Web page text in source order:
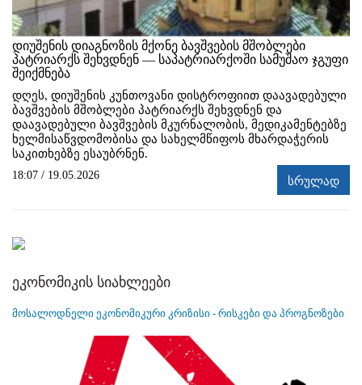
დიუშენის დიაგნოზის მქონე ბავშვების მშობლები
პატრიარქს შეხვდნენ — საპატრიარქოში სამუშაო ჯგუფი
შეიქმნება
დღეს, დიუშენის კუნთოვანი დისტროფიით დაავადებული
ბავშვების მშობლები პატრიარქს შეხვდნენ და
დაავადებული ბავშვების მკურნალობის, მედიკამენტებზე
ხელმისაწვდომობისა და სახელმწიფოს მხარდაჭერის
საკითხებზე ესაუბრნენ.
18:07 / 19.05.2026 სრულად
ეკონომიკის სიახლეები
მოსალოდნელი ეკონომიკური კრიზისი - რისკები და პროგნოზები